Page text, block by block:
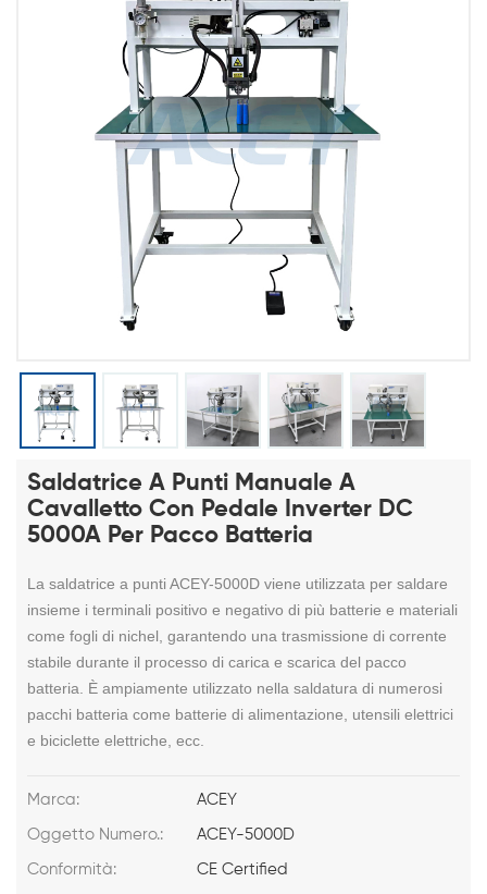
Saldatrice A Punti Manuale A
Cavalletto Con Pedale Inverter DC
5000A Per Pacco Batteria
La saldatrice a punti ACEY-5000D viene utilizzata per saldare
insieme i terminali positivo e negativo di più batterie e materiali
come fogli di nichel, garantendo una trasmissione di corrente
stabile durante il processo di carica e scarica del pacco
batteria. È ampiamente utilizzato nella saldatura di numerosi
pacchi batteria come batterie di alimentazione, utensili elettrici
e biciclette elettriche, ecc.
Marca: ACEY
Oggetto Numero.: ACEY-5000D
Conformità: CE Certified